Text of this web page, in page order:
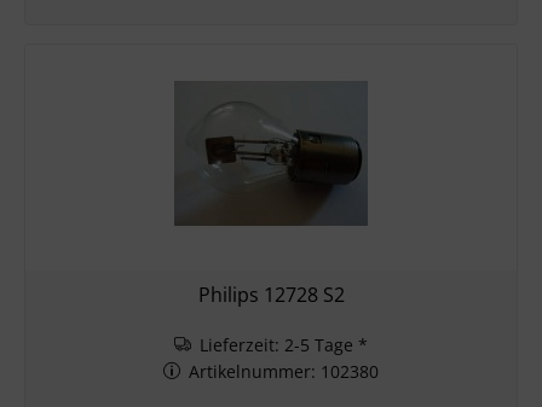
Philips 12728 S2
Lieferzeit: 2-5 Tage *
Artikelnummer: 102380